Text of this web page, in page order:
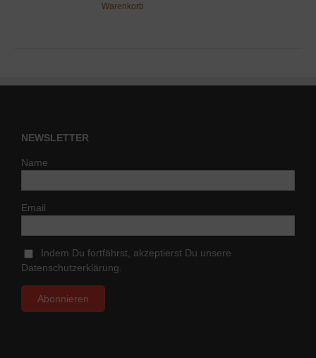
Warenkorb
NEWSLETTER
Name
Email
Indem Du fortfährst, akzeptierst Du unsere
Datenschutzerklärung.